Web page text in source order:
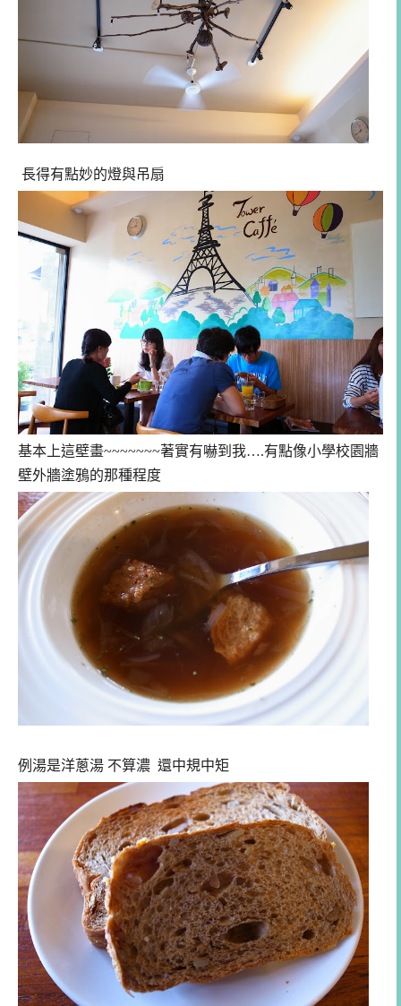
長得有點妙的燈與吊扇
基本上這壁畫~~~~~~~著實有嚇到我….有點像小學校園牆
壁外牆塗鴉的那種程度
例湯是洋蔥湯 不算濃 還中規中矩